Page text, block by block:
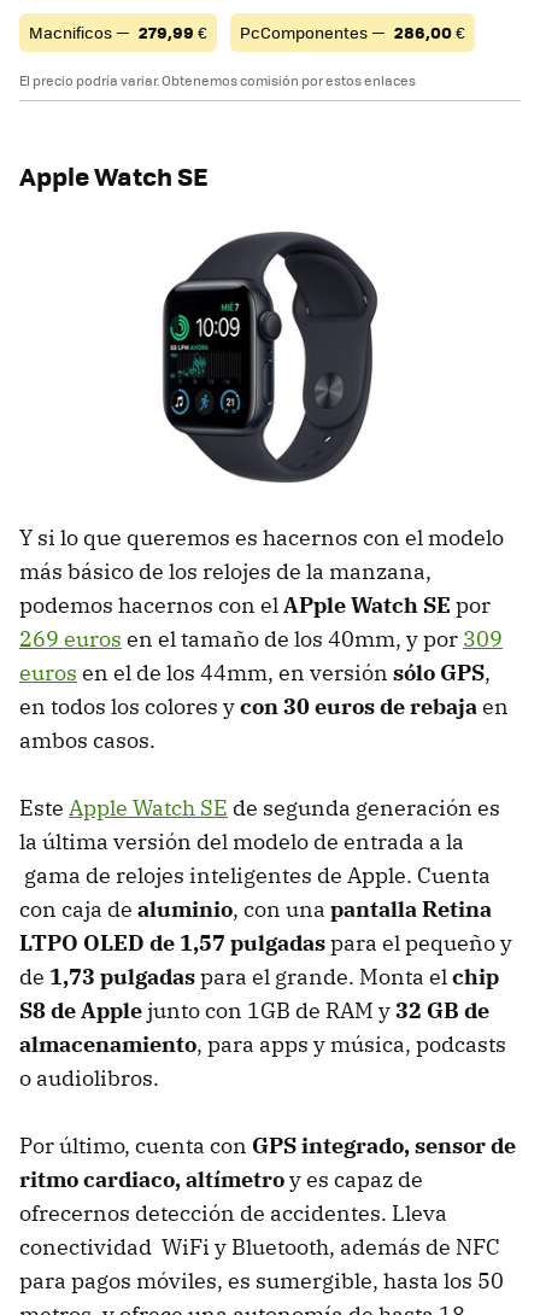
Macnificos — 279,99 € PcComponentes — 286,00€
El precio podría variar. Obtenemos comisión por estos enlaces
Apple Watch SE
Y si lo que queremos es hacernos con el modelo
más básico de los relojes de la manzana,
podemos hacernos con elAPple Watch SE por
269 euros en el tamaño de los 40mm, y por 309
euros en el de los 44mm, en versión sólo GPS,
en todos los colores ycon 30 euros de rebajaen
ambos casos.
Este Apple Watch SE de segunda generación es
la última versión del modelo de entrada a la
gama de relojes inteligentes de Apple. Cuenta
con caja de aluminio, con una pantalla Retina
LTPO OLED de 1,57 pulgadaspara el pequeño y
de 1,73 pulgadaspara el grande. Monta elchip
S8 de Applejunto con 1GB de RAM y32 GB de
almacenamiento, para apps y música, podcasts
o audiolibros.
Por último, cuenta con GPS integrado, sensor de
ritmo cardiaco, altímetroy es capaz de
ofrecernos detección de accidentes. Lleva
conectividad WiFi y Bluetooth, además de NFC
para pagos móviles, es sumergible, hasta los 50